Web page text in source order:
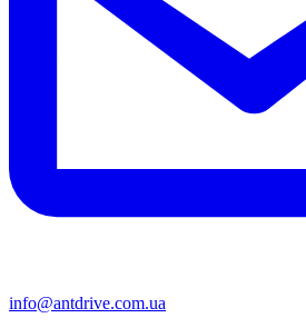
info@antdrive.com.ua